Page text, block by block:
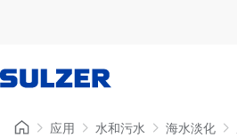
应用 水和污水 海水淡化